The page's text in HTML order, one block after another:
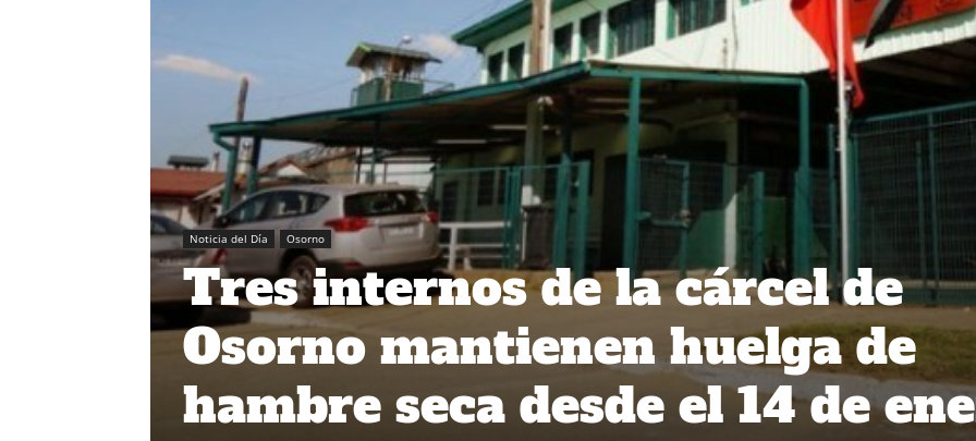
Noticia del Día Osorno
Tres internos de la cárcel de
Osorno mantienen huelga de
hambre seca desde el 14 de